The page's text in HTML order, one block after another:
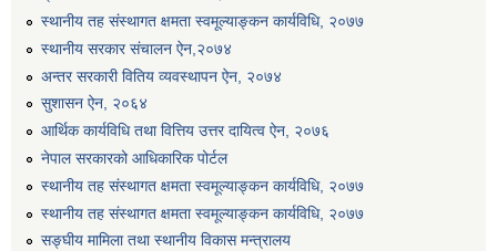
स्थानीय तह संस्थागत क्षमता स्वमूल्याङ्कन कार्यविधि, २०७७
स्थानीय सरकार संचालन ऐन,२०७४
अन्तर सरकारी वितिय व्यवस्थापन ऐन, २०७४
सुशासन ऐन, २०६४
आर्थिक कार्यविधि तथा वित्तिय उत्तर दायित्व ऐन, २०७६
नेपाल सरकारको आधिकारिक पोर्टल
स्थानीय तह संस्थागत क्षमता स्वमूल्याङ्कन कार्यविधि, २०७७
स्थानीय तह संस्थागत क्षमता स्वमूल्याङ्कन कार्यविधि, २०७७
सङ्घीय मामिला तथा स्थानीय विकास मन्त्रालय